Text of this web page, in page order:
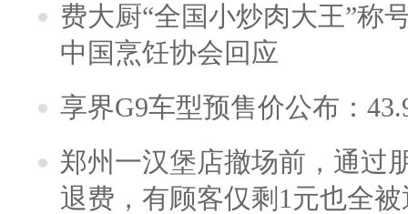
费大厨“全国小炒肉大王”称
中国烹饪协会回应
享界G9车型预售价公布：
郑州一汉堡店撤场前，通过
退费，有顾客仅剩1元也全